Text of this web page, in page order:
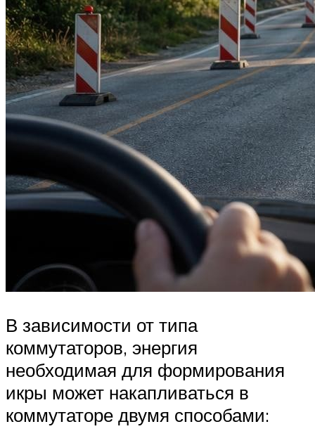
В зависимости от типа
коммутаторов, энергия
необходимая для формирования
икры может накапливаться в
коммутаторе двумя способами: